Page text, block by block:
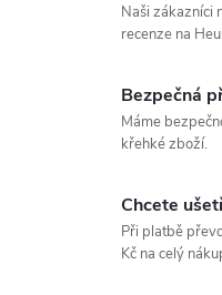
Naši zákazníci
recenze na
Bezpečná
Máme
křehké zboží.
Chcete
Při platbě
Kč na celý